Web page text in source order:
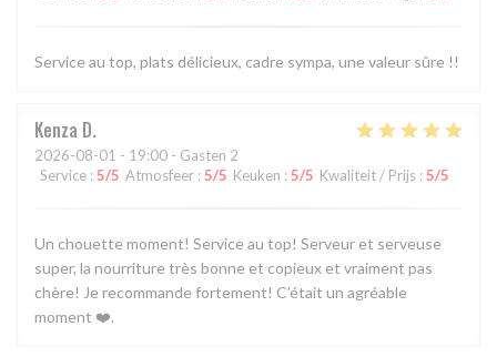
Service au top, plats délicieux, cadre sympa, une valeur sûre !!
Kenza D
2026-08-01 - 19:00 - Gasten 2
Service : 5/5 Atmosfeer : 5/5 Keuken : 5/5 Kwaliteit / Prijs : 5/5
Un chouette moment! Service au top! Serveur et serveuse
super, la nourriture très bonne et copieux et vraiment pas
chère! Je recommande fortement! C’était un agréable
moment ❤️.